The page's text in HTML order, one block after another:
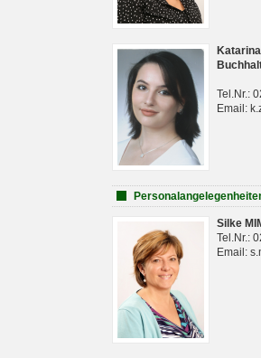
Tel.Nr.:
Email:
Silke
Tel.Nr.:
Email: